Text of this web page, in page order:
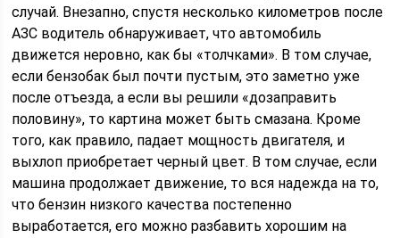
случай. Внезапно, спустя несколько километров после
АЗС водитель обнаруживает, что автомобиль
движется неровно, как бы «толчками». В том случае,
если бензобак был почти пустым, это заметно уже
после отъезда, а если вы решили «дозаправить
половину», то картина может быть смазана. Кроме
того, как правило, падает мощность двигателя, и
выхлоп приобретает черный цвет. В том случае, если
машина продолжает движение, то вся надежда на то,
что бензин низкого качества постепенно
выработается, его можно разбавить хорошим на